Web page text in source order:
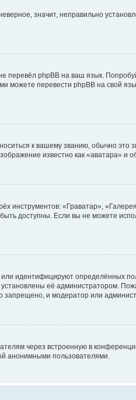
значит, неправильно
перевёл phpBB на ваш язык.
можете перевести phpBB на свой
к вашему званию, обычно это
известно как «аватара» и
инструментов: «Граватар»,
доступны. Если вы не можете
идентифицируют определённых
её администратором.
и модератор или
через встроенную в
анонимными пользователями.